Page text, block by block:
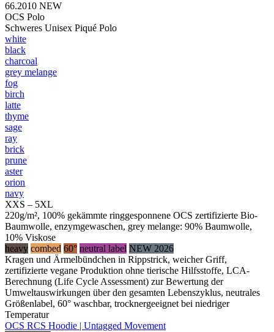
66.2010 NEW
OCS Polo
Schweres Unisex Piqué Polo
white
black
charcoal
grey melange
fog
birch
latte
thyme
sage
ray
brick
prune
aster
orion
navy
XXS – 5XL
220g/m², 100% gekämmte ringgesponnene OCS zertifizierte Bio-
Baumwolle, enzymgewaschen, grey melange: 90% Baumwolle,
10% Viskose
heavy combed 60° neutral label NEW 2026
Kragen und Ärmelbündchen in Rippstrick, weicher Griff,
zertifizierte vegane Produktion ohne tierische Hilfsstoffe, LCA-
Berechnung (Life Cycle Assessment) zur Bewertung der
Umweltauswirkungen über den gesamten Lebenszyklus, neutrales
Größenlabel, 60° waschbar, trocknergeeignet bei niedriger
Temperatur
OCS RCS Hoodie | Untagged Movement